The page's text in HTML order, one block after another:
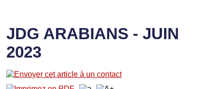
JDG ARABIANS - JUIN
2023